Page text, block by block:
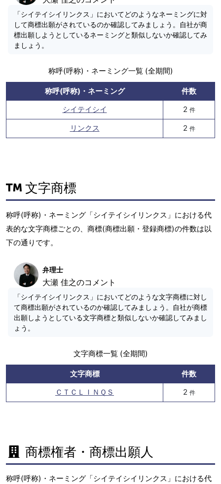
「シイテイシイリンクス」においてどのようなネーミングに対
して商標出願がされているのか確認してみましょう。自社が商
標出願しようとしているネーミングと類似しないか確認してみ
ましょう。
称呼(呼称)・ネーミング一覧 (全期間)
称呼(呼称)・ネーミング
件数
シイテイシイ
2 件
リンクス 2 件
文字商標
称呼(呼称)・ネーミング「シイテイシイリンクス」における代
表的な文字商標ごとの、商標(商標出願・登録商標)の件数は以
下の通りです。
弁理士
大瀬 佳之のコメント
「シイテイシイリンクス」においてどのような文字商標に対し
て商標出願がされているのか確認してみましょう。自社が商標
出願しようとしている文字商標と類似しないか確認してみまし
ょう。
文字商標一覧 (全期間)
文字商標
件数
ＣＴＣＬＩＮＱＳ
2 件
商標権者・商標出願人
称呼(呼称)・ネーミング「シイテイシイリンクス」における代